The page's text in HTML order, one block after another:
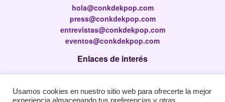
hola@conkdekpop.com
press@conkdekpop.com
entrevistas@conkdekpop.com
eventos@conkdekpop.com
Enlaces de interés
Política de privacidad
Usamos cookies en nuestro sitio web para ofrecerte la mejor